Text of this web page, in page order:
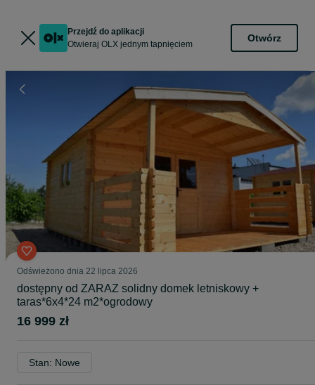
Przejdź do aplikacji
Otwieraj OLX jednym tapnięciem
Otwórz
Odświeżono dnia 22 lipca 2026
dostępny od ZARAZ solidny domek letniskowy +
taras*6x4*24 m2*ogrodowy
16 999 zł
Stan: Nowe